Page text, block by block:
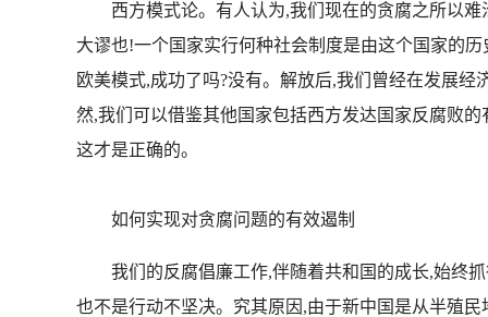
西方模式论。有人认为,我们现在的贪腐之所以难
大谬也!一个国家实行何种社会制度是由这个国家的
欧美模式,成功了吗?没有。解放后,我们曾经在发展
然,我们可以借鉴其他国家包括西方发达国家反腐败
这才是正确的。
如何实现对贪腐问题的有效遏制
我们的反腐倡廉工作,伴随着共和国的成长,始终抓
也不是行动不坚决。究其原因,由于新中国是从半殖